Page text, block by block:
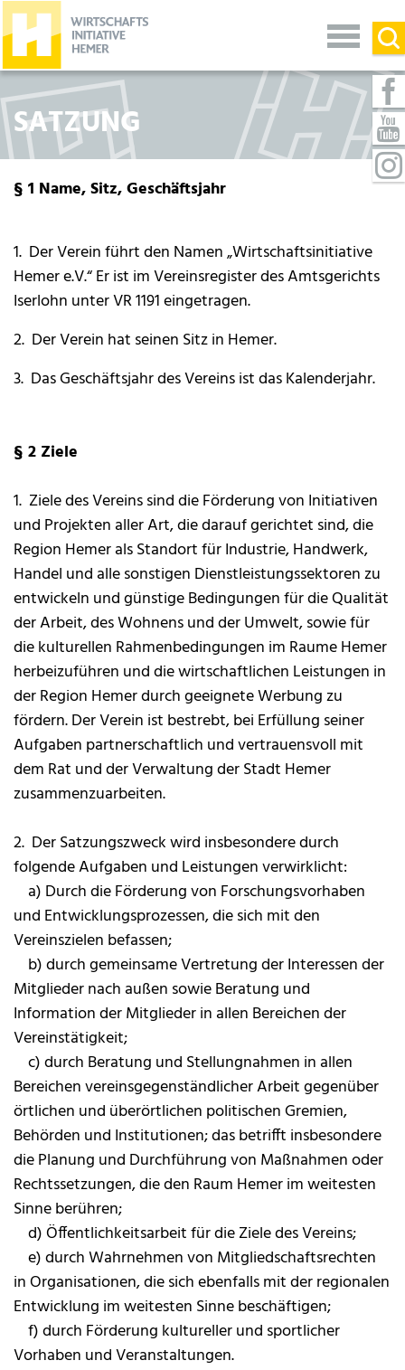
SATZUNG
§ 1 Name, Sitz, Geschäftsjahr
1. Der Verein führt den Namen „Wirtschaftsinitiative
Hemer e.V.“ Er ist im Vereinsregister des Amtsgerichts
Iserlohn unter VR 1191 eingetragen.
2. Der Verein hat seinen Sitz in Hemer.
3. Das Geschäftsjahr des Vereins ist das Kalenderjahr.
§ 2 Ziele
1. Ziele des Vereins sind die Förderung von Initiativen
und Projekten aller Art, die darauf gerichtet sind, die
Region Hemer als Standort für Industrie, Handwerk,
Handel und alle sonstigen Dienstleistungssektoren zu
entwickeln und günstige Bedingungen für die Qualität
der Arbeit, des Wohnens und der Umwelt, sowie für
die kulturellen Rahmenbedingungen im Raume Hemer
herbeizuführen und die wirtschaftlichen Leistungen in
der Region Hemer durch geeignete Werbung zu
fördern. Der Verein ist bestrebt, bei Erfüllung seiner
Aufgaben partnerschaftlich und vertrauensvoll mit
dem Rat und der Verwaltung der Stadt Hemer
zusammenzuarbeiten.
2. Der Satzungszweck wird insbesondere durch
folgende Aufgaben und Leistungen verwirklicht:
a) Durch die Förderung von Forschungsvorhaben
und Entwicklungsprozessen, die sich mit den
Vereinszielen befassen;
b) durch gemeinsame Vertretung der Interessen der
Mitglieder nach außen sowie Beratung und
Information der Mitglieder in allen Bereichen der
Vereinstätigkeit;
c) durch Beratung und Stellungnahmen in allen
Bereichen vereinsgegenständlicher Arbeit gegenüber
örtlichen und überörtlichen politischen Gremien,
Behörden und Institutionen; das betrifft insbesondere
die Planung und Durchführung von Maßnahmen oder
Rechtssetzungen, die den Raum Hemer im weitesten
Sinne berühren;
d) Öffentlichkeitsarbeit für die Ziele des Vereins;
e) durch Wahrnehmen von Mitgliedschaftsrechten
in Organisationen, die sich ebenfalls mit der regionalen
Entwicklung im weitesten Sinne beschäftigen;
f) durch Förderung kultureller und sportlicher
Vorhaben und Veranstaltungen.